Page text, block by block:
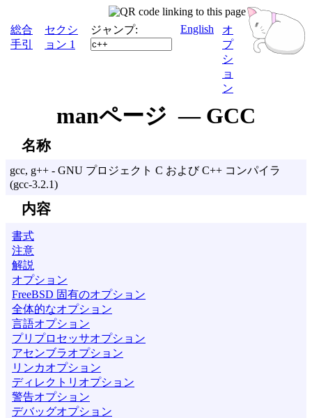
総合
手引
セクシ
ョン 1
ジャンプ: English
オ
プ
シ
ョ
ン
manページ — GCC
名称
gcc, g++ - GNU プロジェクト C および C++ コンパイラ
(gcc-3.2.1)
内容
書式
注意
解説
オプション
FreeBSD 固有のオプション
全体的なオプション
言語オプション
プリプロセッサオプション
アセンブラオプション
リンカオプション
ディレクトリオプション
警告オプション
デバッグオプション